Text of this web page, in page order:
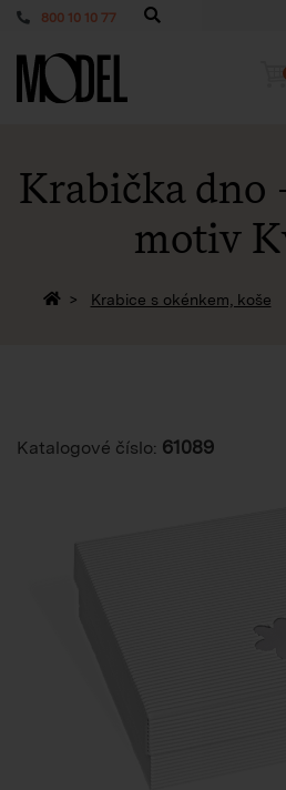
800 10 10 77
PackShop
Krabička dno
motiv
Zpět na homepage
Krabice s okénkem, koše
Katalogové číslo: 61089